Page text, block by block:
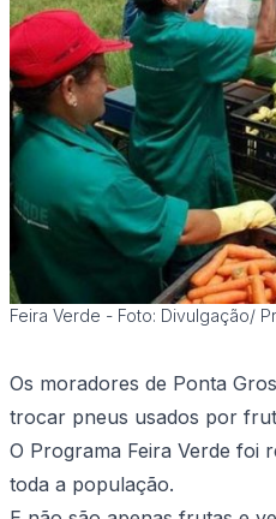
Feira Verde - Foto: Divulgação/
Os moradores de Ponta
trocar pneus usados por
O Programa Feira Verde foi
toda a população.